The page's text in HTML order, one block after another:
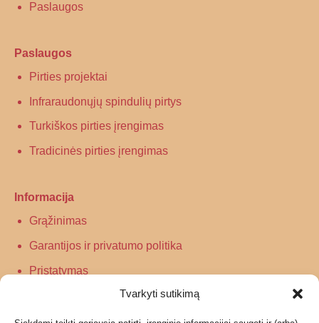
Tvarkyti sutikimą
Paslaugos
Paslaugos
Pirties projektai
Infraraudonųjų spindulių pirtys
Turkiškos pirties įrengimas
Tradicinės pirties įrengimas
Informacija
Grąžinimas
Garantijos ir privatumo politika
Pristatymas